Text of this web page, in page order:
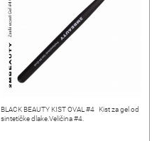
BLACK BEAUTY KIST OVAL #4 Kist za gel od
sintetičke dlake.Veličina #4.